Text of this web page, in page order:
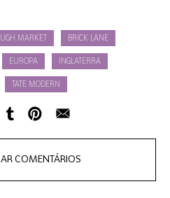
MARKET BRICK LANE
EUROPA INGLATERRA
TATE MODERN
COMENTÁRIOS